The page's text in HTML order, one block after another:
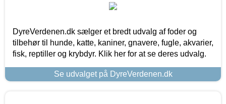
DyreVerdenen.dk sælger et bredt udvalg af foder og
tilbehør til hunde, katte, kaniner, gnavere, fugle, akvarier,
fisk, reptiller og krybdyr. Klik her for at se deres udvalg.
Se udvalget på DyreVerdenen.dk